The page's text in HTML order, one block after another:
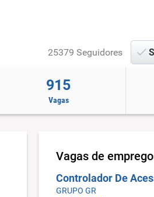
25379 Seguidores
915
Vagas
Vagas de
Controlador De
GRUPO GR